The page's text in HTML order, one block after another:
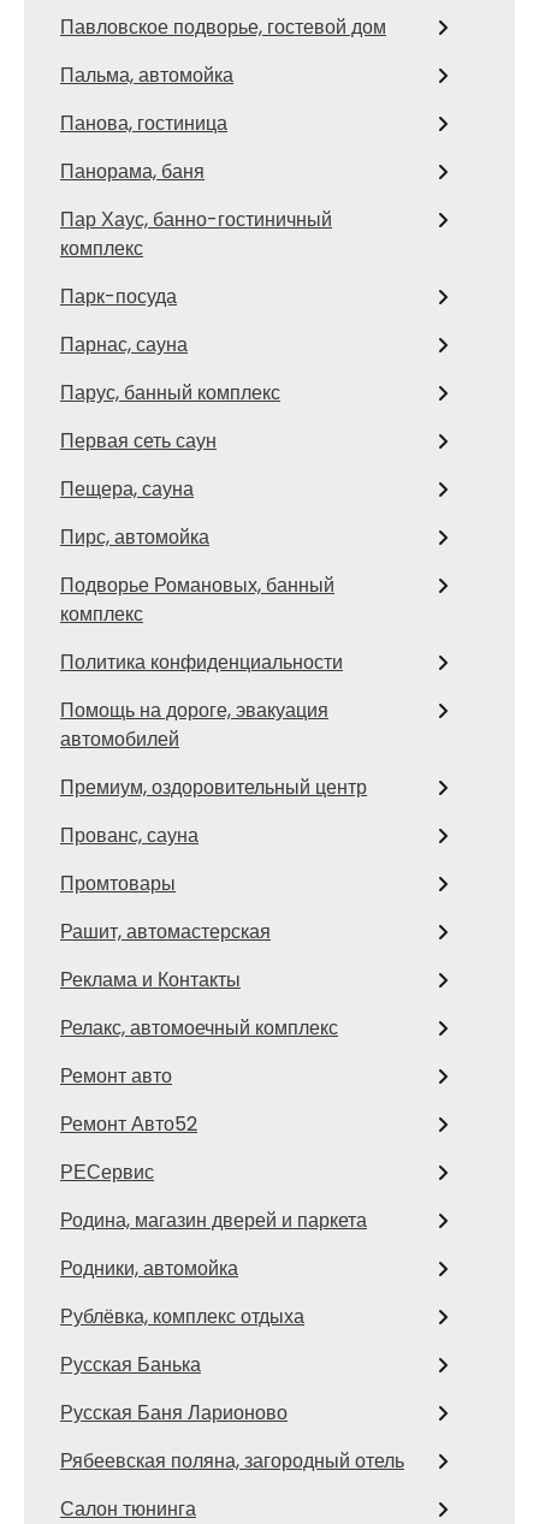
Павловское подворье, гостевой дом
Пальма, автомойка
Панова, гостиница
Панорама, баня
Пар Хаус, банно-гостиничный
комплекс
Парк-посуда
Парнас, сауна
Парус, банный комплекс
Первая сеть саун
Пещера, сауна
Пирс, автомойка
Подворье Романовых, банный
комплекс
Политика конфиденциальности
Помощь на дороге, эвакуация
автомобилей
Премиум, оздоровительный центр
Прованс, сауна
Промтовары
Рашит, автомастерская
Реклама и Контакты
Релакс, автомоечный комплекс
Ремонт авто
Ремонт Авто52
РЕСервис
Родина, магазин дверей и паркета
Родники, автомойка
Рублёвка, комплекс отдыха
Русская Банька
Русская Баня Ларионово
Рябеевская поляна, загородный отель
Салон тюнинга